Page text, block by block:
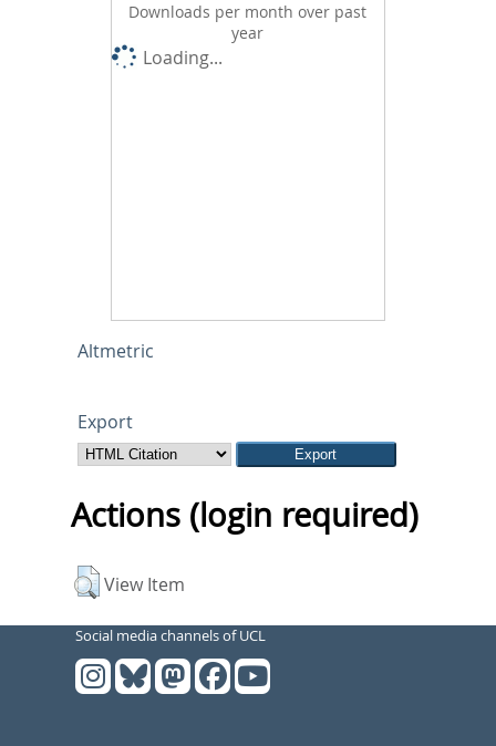
Downloads per month over past
year
Loading...
Altmetric
Export
Actions (login required)
View Item
Social media channels of UCL